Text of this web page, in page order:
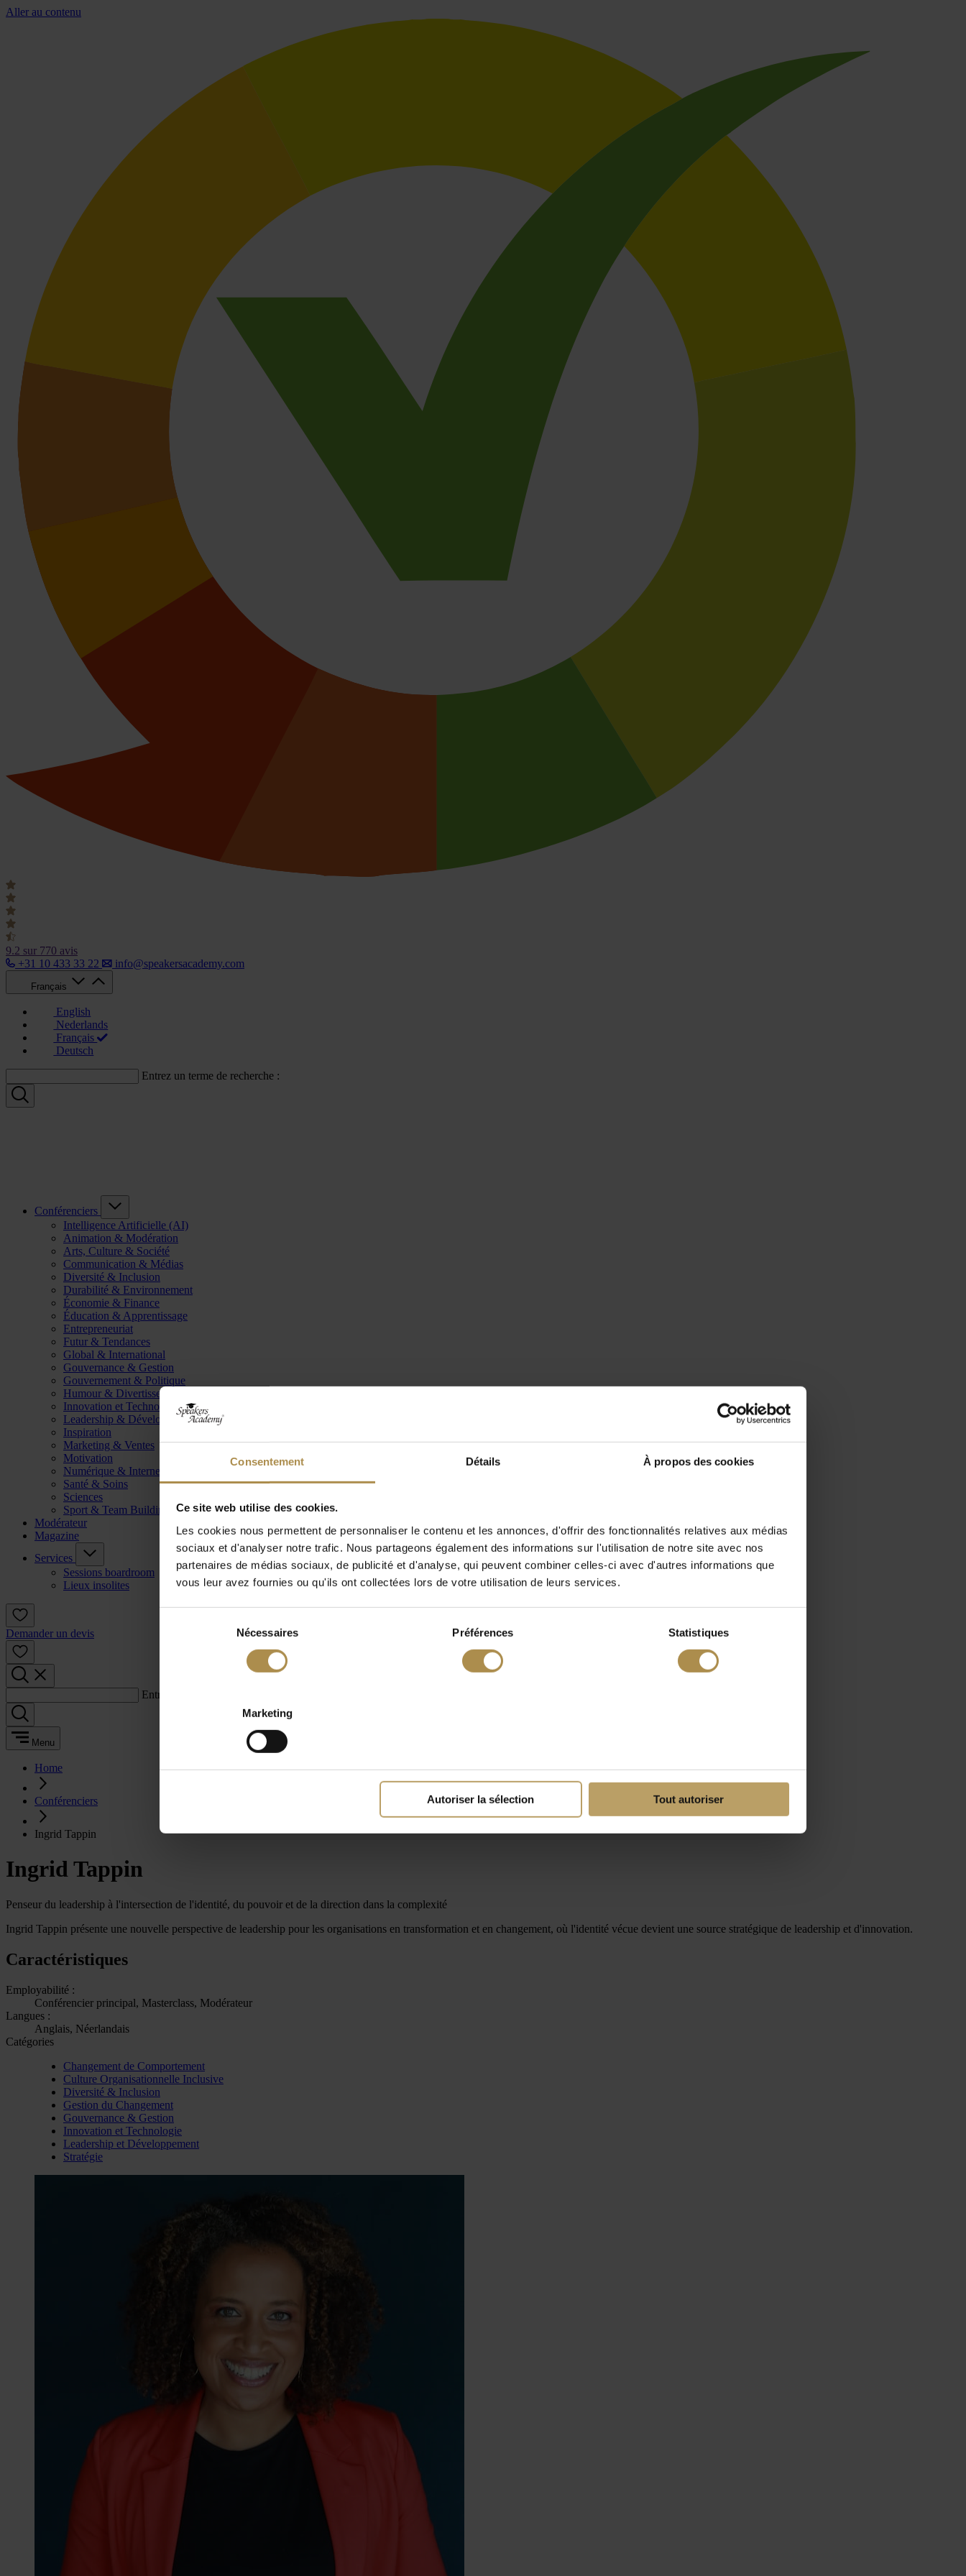
Consentement Détails À propos des cookies
Ce site web utilise des cookies.
Les cookies nous permettent de personnaliser le contenu et les annonces, d'offrir des fonctionnalités relatives aux médias
sociaux et d'analyser notre trafic. Nous partageons également des informations sur l'utilisation de notre site avec nos
partenaires de médias sociaux, de publicité et d'analyse, qui peuvent combiner celles-ci avec d'autres informations que
vous leur avez fournies ou qu'ils ont collectées lors de votre utilisation de leurs services.
Nécessaires Préférences Statistiques
Marketing
Autoriser la sélection Tout autoriser
Aller au contenu
9.2 sur 770 avis
+31 10 433 33 22
info@speakersacademy.com
Français
English
Nederlands
Français
Deutsch
Entrez un terme de recherche :
Conférenciers
Intelligence Artificielle (AI)
Animation & Modération
Arts, Culture & Société
Communication & Médias
Diversité & Inclusion
Durabilité & Environnement
Économie & Finance
Éducation & Apprentissage
Entrepreneuriat
Futur & Tendances
Global & International
Gouvernance & Gestion
Gouvernement & Politique
Humour & Divertissement
Innovation et Technologie
Leadership & Développement
Inspiration
Marketing & Ventes
Motivation
Numérique & Internet
Santé & Soins
Sciences
Sport & Team Building
Modérateur
Magazine
Services
Sessions boardroom
Lieux insolites
Demander un devis
Entrez un terme de recherche :
Menu
Home
Conférenciers
Ingrid Tappin
Ingrid Tappin
Penseur du leadership à l'intersection de l'identité, du pouvoir et de la direction dans la complexité
Ingrid Tappin présente une nouvelle perspective de leadership pour les organisations en transformation et en changement, où l'identité vécue devient une source stratégique de leadership et d'innovation.
Caractéristiques
Employabilité :
Conférencier principal, Masterclass, Modérateur
Langues :
Anglais, Néerlandais
Catégories
Changement de Comportement
Culture Organisationnelle Inclusive
Diversité & Inclusion
Gestion du Changement
Gouvernance & Gestion
Innovation et Technologie
Leadership et Développement
Stratégie